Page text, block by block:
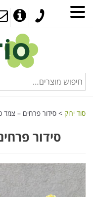
סוד ירוק > סידור פרחים – צמד
סידור